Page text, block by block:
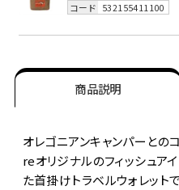
コード 532155411100
商品説明
オレゴニアンキャンパーとの
reオリジナルのフィッシュア
た首掛けトラベルウォレット